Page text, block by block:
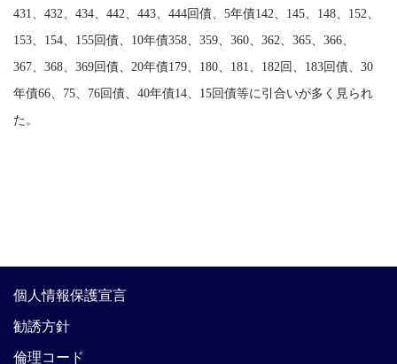
431、432、434、442、443、444回債、5年債142、145、148、152、
153、154、155回債、10年債358、359、360、362、365、366、
367、368、369回債、20年債179、180、181、182回、183回債、30
年債66、75、76回債、40年債14、15回債等に引合いが多く見られ
た。
個人情報保護宣言
勧誘方針
倫理コード